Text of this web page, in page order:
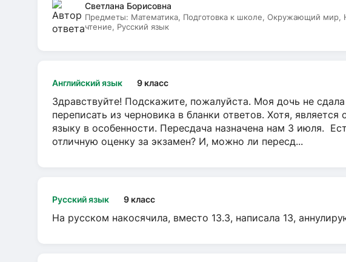
Светлана Борисовна
Предметы: Математика, Подготовка к школе, Окружающий мир,
чтение, Русский язык
Английский язык 9 класс
Здравствуйте! Подскажите, пожалуйста. Моя дочь не
переписать из черновика в бланки ответов. Хотя, является
языку в особенности. Пересдача назначена нам 3 июля.
отличную оценку за экзамен? И, можно ли пересд...
Русский язык 9 класс
На русском накосячила, вместо 13.3, написала 13,